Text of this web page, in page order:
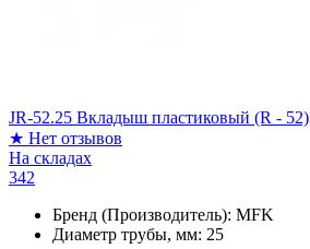
JR-52.25 Вкладыш пластиковый (R - 52)
★ Нет отзывов
На складах
342
Бренд (Производитель): MFK
Диаметр трубы, мм: 25